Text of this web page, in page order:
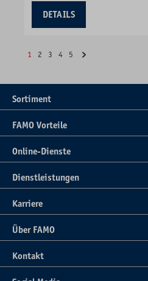
DETAILS
1 2 3 4 5
Sortiment
FAMO Vorteile
Online-Dienste
Dienstleistungen
Karriere
Über FAMO
Kontakt